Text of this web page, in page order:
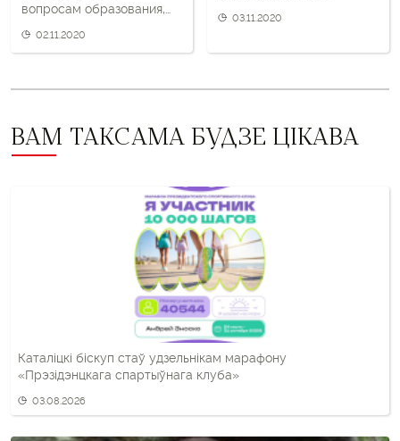
вопросам образования,
02.11.2020
03.11.2020
ВАМ ТАКСАМА БУДЗЕ ЦІКАВА
Каталіцкі біскуп стаў удзельнікам марафону
«Прэзідэнцкага спартыўнага клуба»
03.08.2026